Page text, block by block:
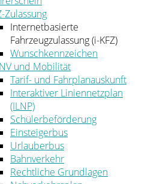
Zulassung
Internetbasierte
Fahrzeugzulassung (i-KFZ)
Wunschkennzeichen
und Mobilität
Tarif- und Fahrplanauskunft
Interaktiver Liniennetzplan
(ILNP)
Schülerbeförderung
Einsteigerbus
Urlauberbus
Bahnverkehr
Rechtliche Grundlagen